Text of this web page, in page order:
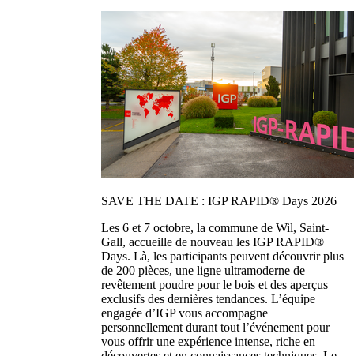
SAVE THE DATE : IGP RAPID® Days 2026
Les 6 et 7 octobre, la commune de Wil, Saint-
Gall, accueille de nouveau les IGP RAPID®
Days. Là, les participants peuvent découvrir plus
de 200 pièces, une ligne ultramoderne de
revêtement poudre pour le bois et des aperçus
exclusifs des dernières tendances. L’équipe
engagée d’IGP vous accompagne
personnellement durant tout l’événement pour
vous offrir une expérience intense, riche en